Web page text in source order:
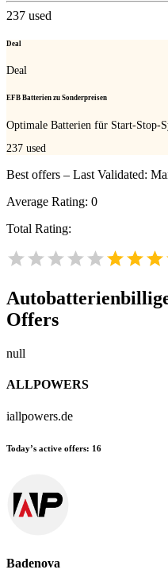
237 used
Deal
Deal
EFB Batterien zu Sonderpreisen
Optimale Batterien für Start-Stop-
237 used
Best offers – Last Validated:
Average Rating: 0
Total Rating:
Offers
null
ALLPOWERS
iallpowers.de
Today’s active offers: 16
Badenova